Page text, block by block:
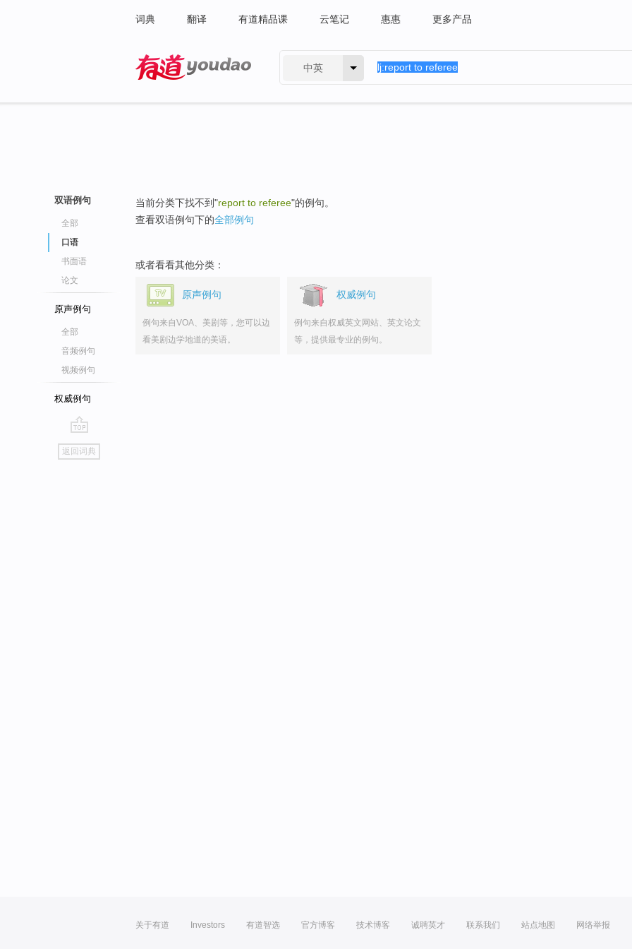
词典 翻译 有道精品课 云笔记 惠惠 更多产品
中英
双语例句
全部
口语
书面语
论文
原声例句
全部
音频例句
视频例句
权威例句
go
top
返回词典
当前分类下找不到"report to referee"的例句。
查看双语例句下的全部例句
或者看看其他分类：
原声例句
例句来自VOA、美剧等，您可以边
看美剧边学地道的美语。
权威例句
例句来自权威英文网站、英文论文
等，提供最专业的例句。
关于有道 Investors 有道智选 官方博客 技术博客 诚聘英才 联系我们 站点地图 网络举报